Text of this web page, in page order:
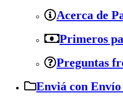
Acerca de
Primeros
Preguntas
Enviá con Envío